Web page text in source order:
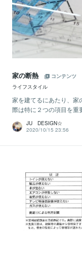
家の断熱
コンテンツ
ライフスタイル
家を建てるにあたり、家
際は特に２つの項目を重
JU DESIGN☆
2020/10/15 23:56